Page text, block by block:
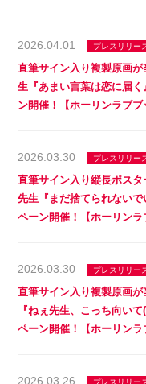
2026.04.01 プレスリリー
直筆サイン入り複製原画
生『あまい言葉は恋に届
ン開催！【ホーリンラブブ
2026.03.30 プレスリリー
直筆サイン入り縦長ポス
先生『まだ捨てられない
ペーン開催！【ホーリンラ
2026.03.30 プレスリリー
直筆サイン入り複製原画
『ねぇ先生、こっち向い
ペーン開催！【ホーリンラ
2026.03.26 プレスリリー